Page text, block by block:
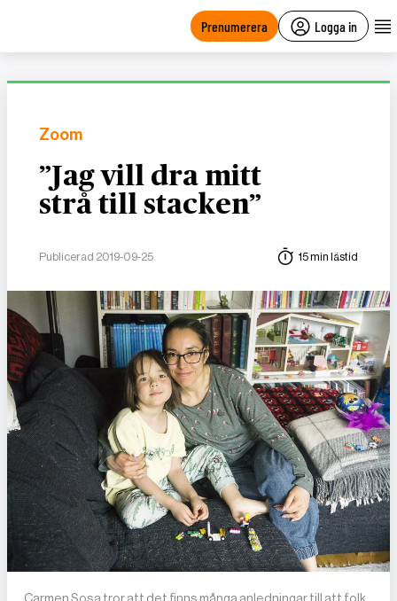
Prenumerera Logga in
Zoom
”Jag vill dra mitt
strå till stacken”
Publicerad 2019-09-25 15 min lästid